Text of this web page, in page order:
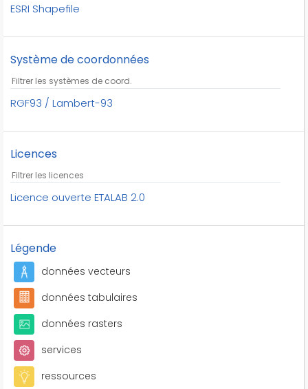
ESRI Shapefile
Système de coordonnées
RGF93 / Lambert-93
Licences
Licence ouverte ETALAB 2.0
Légende
données vecteurs
données tabulaires
données rasters
services
ressources